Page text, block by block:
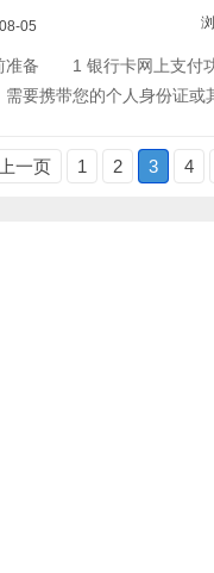
05
备 1 银行卡网上支付
需要携带您的个人身份证或
上一页 1 2 3 4